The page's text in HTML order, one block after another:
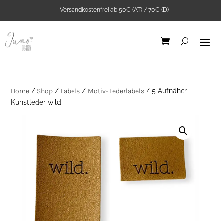
Versandkostenfrei ab 50€ (AT) / 70€ (D)
Home / Shop / Labels / Motiv- Lederlabels / 5 Aufnäher
Kunstleder wild